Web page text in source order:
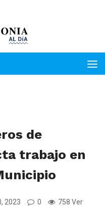
de
trabajo en
2023 0 758 Ver